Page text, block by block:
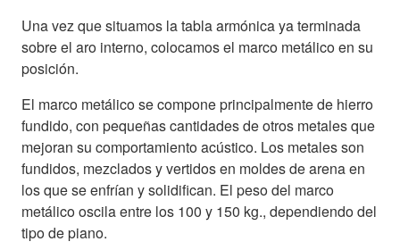
Una vez que situamos la tabla armónica ya terminada
sobre el aro interno, colocamos el marco metálico en su
posición.
El marco metálico se compone principalmente de hierro
fundido, con pequeñas cantidades de otros metales que
mejoran su comportamiento acústico. Los metales son
fundidos, mezclados y vertidos en moldes de arena en
los que se enfrían y solidifican. El peso del marco
metálico oscila entre los 100 y 150 kg., dependiendo del
tipo de piano.